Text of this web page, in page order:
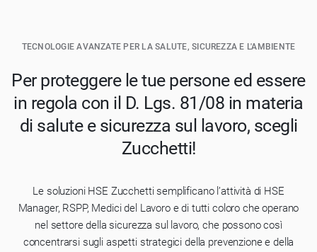
TECNOLOGIE AVANZATE PER LA SALUTE, SICUREZZA E L'AMBIENTE
Per proteggere le tue persone ed essere
in regola con il D. Lgs. 81/08 in materia
di salute e sicurezza sul lavoro, scegli
Zucchetti!
Le soluzioni HSE Zucchetti semplificano l’attività di HSE
Manager, RSPP, Medici del Lavoro e di tutti coloro che operano
nel settore della sicurezza sul lavoro, che possono così
concentrarsi sugli aspetti strategici della prevenzione e della